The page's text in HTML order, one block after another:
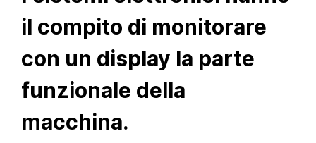
il compito di monitorare
con un display la parte
funzionale della
macchina.